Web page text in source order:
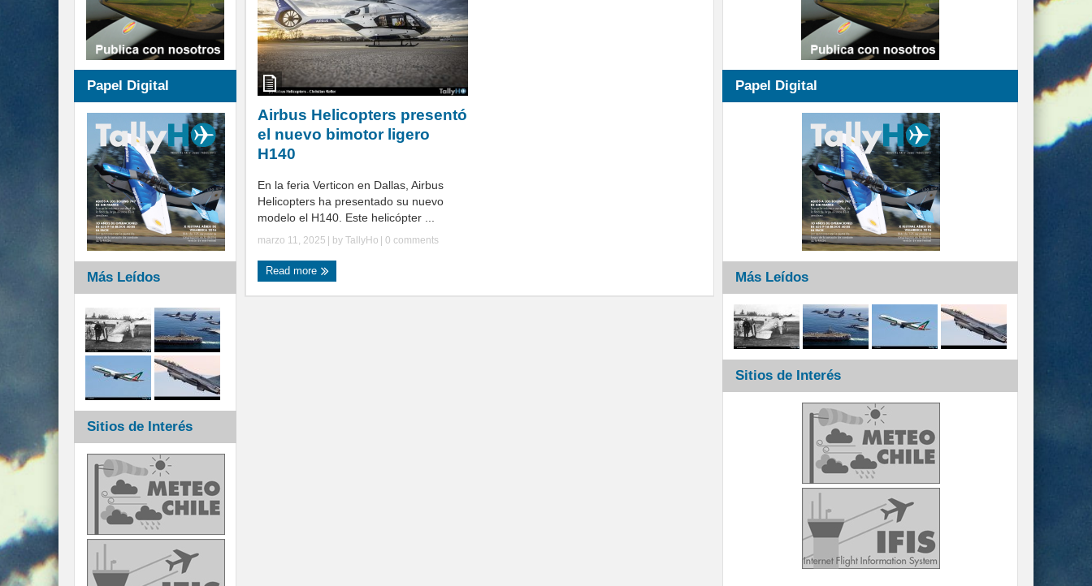
Airbus Helicopters presentó
el nuevo bimotor ligero
H140
En la feria Verticon en Dallas, Airbus
Helicopters ha presentado su nuevo
modelo el H140. Este helicópter ...
marzo 11, 2025 | by TallyHo 0 comments
Read more
Papel Digital
Más Leídos
Sitios de Interés
Papel Digital
Más Leídos
Sitios de Interés